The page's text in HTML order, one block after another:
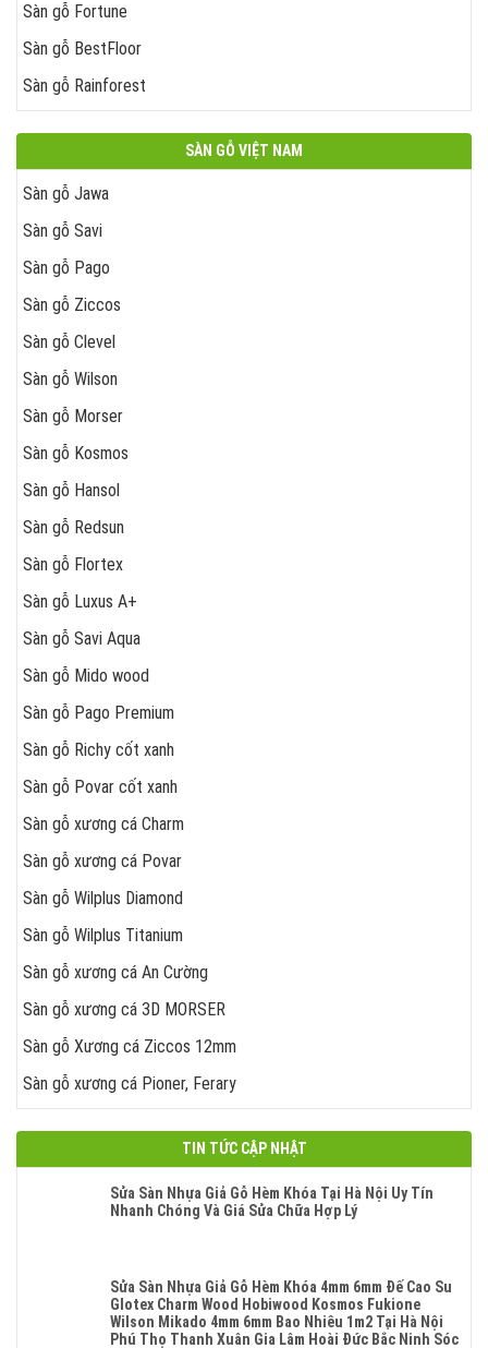
Sàn gỗ Fortune
Sàn gỗ BestFloor
Sàn gỗ Rainforest
SÀN GỖ VIỆT NAM
Sàn gỗ Jawa
Sàn gỗ Savi
Sàn gỗ Pago
Sàn gỗ Ziccos
Sàn gỗ Clevel
Sàn gỗ Wilson
Sàn gỗ Morser
Sàn gỗ Kosmos
Sàn gỗ Hansol
Sàn gỗ Redsun
Sàn gỗ Flortex
Sàn gỗ Luxus A+
Sàn gỗ Savi Aqua
Sàn gỗ Mido wood
Sàn gỗ Pago Premium
Sàn gỗ Richy cốt xanh
Sàn gỗ Povar cốt xanh
Sàn gỗ xương cá Charm
Sàn gỗ xương cá Povar
Sàn gỗ Wilplus Diamond
Sàn gỗ Wilplus Titanium
Sàn gỗ xương cá An Cường
Sàn gỗ xương cá 3D MORSER
Sàn gỗ Xương cá Ziccos 12mm
Sàn gỗ xương cá Pioner, Ferary
TIN TỨC CẬP NHẬT
Sửa Sàn Nhựa Giả Gỗ Hèm Khóa Tại Hà Nội Uy Tín
Nhanh Chóng Và Giá Sửa Chữa Hợp Lý
Luận
Ở
Sửa
Sàn
Sửa Sàn Nhựa Giả Gỗ Hèm Khóa 4mm 6mm Đế Cao Su
Glotex Charm Wood Hobiwood Kosmos Fukione
Wilson Mikado 4mm 6mm Bao Nhiêu 1m2 Tại Hà Nội
Phú Thọ Thanh Xuân Gia Lâm Hoài Đức Bắc Ninh Sóc